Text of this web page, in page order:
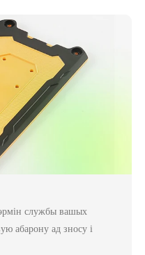
службы вашых
абарону ад зносу і